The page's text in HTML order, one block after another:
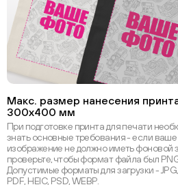
Макс. размер нанесения
300х400 мм
При подготовке принта для печати
знать основные требования - если ваше
изображение не должно иметь фоновой
проверьте, чтобы формат файла был
Допустимые форматы для загрузки - JPG,
PDF, HEIC, PSD, WEBP.